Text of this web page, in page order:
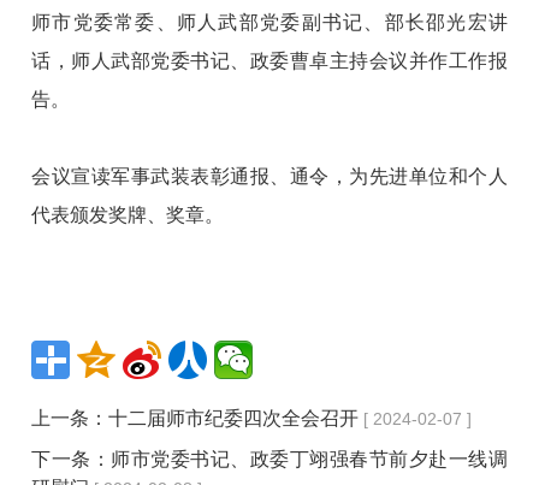
师市党委常委、师人武部党委副书记、部长邵光宏讲
话，师人武部党委书记、政委曹卓主持会议并作工作报
告。
会议宣读军事武装表彰通报、通令，为先进单位和个人
代表颁发奖牌、奖章。
上一条：十二届师市纪委四次全会召开 [ 2024-02-07 ]
下一条： 师市党委书记、政委丁翊强春节前夕赴一线调